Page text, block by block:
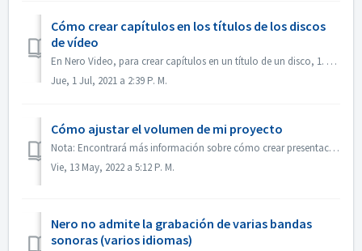
Cómo crear capítulos en los títulos de los discos
de vídeo
En Nero Video, para crear capítulos en un título de un disco, 1. En la pantalla Contenido, seleccione el título. 2. Bajo la vista previa del título, mueva e...
Jue, 1 Jul, 2021 a 2:39 P. M.
Cómo ajustar el volumen de mi proyecto
Nota: Encontrará más información sobre cómo crear presentaciones de diapositivas con música en el siguiente enlace: Crear presentaciones de diapositivas con...
Vie, 13 May, 2022 a 5:12 P. M.
Nero no admite la grabación de varias bandas
sonoras (varios idiomas)